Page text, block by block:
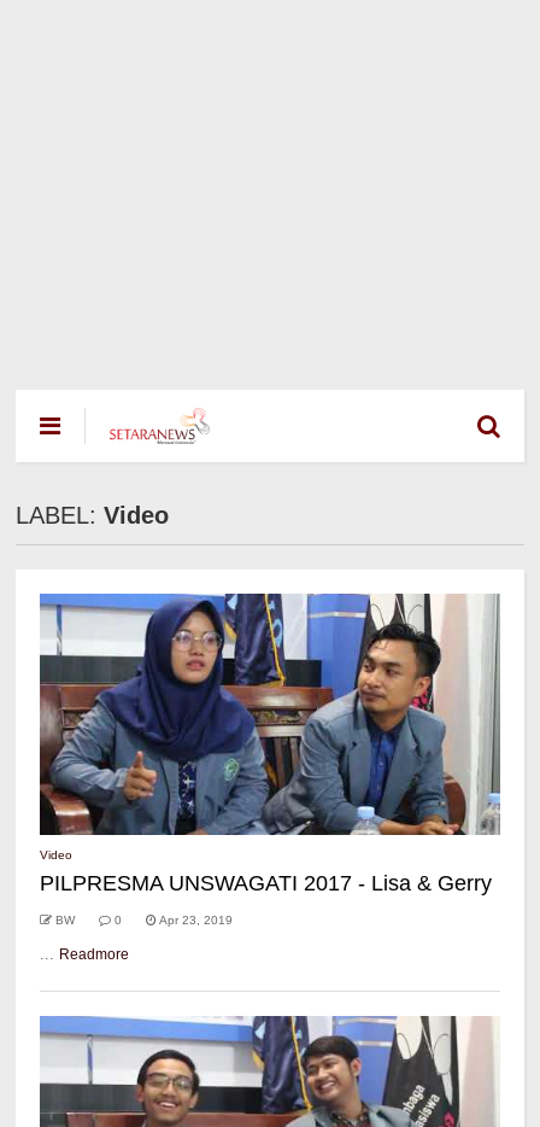
LABEL:Video
Video
PILPRESMA UNSWAGATI 2017 - Lisa & Gerry
BW 0 Apr 23, 2019
... Readmore